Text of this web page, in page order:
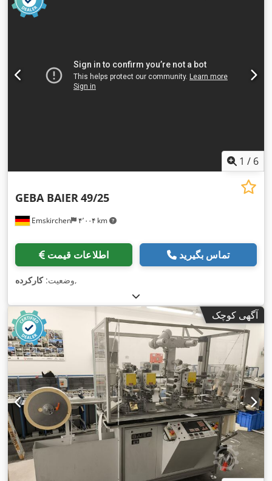
1 / 6
Emskirchen ۴٬۰۰۴ km
GEBA BAIER 49/25
اطلاعات قیمت تماس بگیرید
وضعیت:کارکرده ,
آگهی کوچک